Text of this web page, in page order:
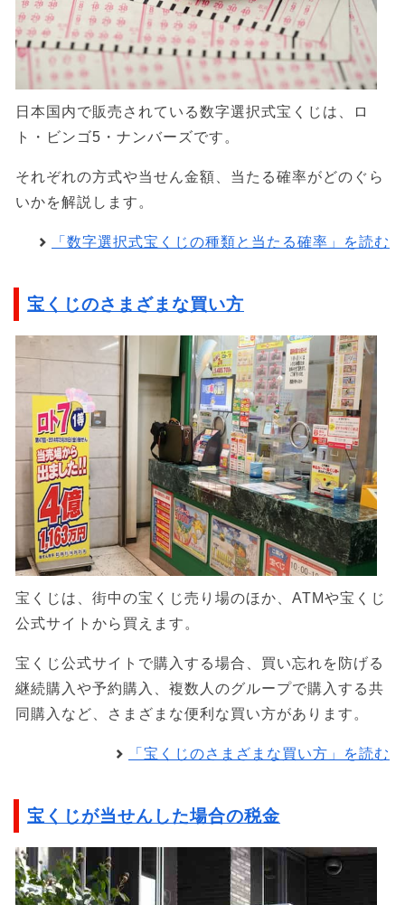
日本国内で販売されている数字選択式宝くじは、ロ
ト・ビンゴ5・ナンバーズです。
それぞれの方式や当せん金額、当たる確率がどのぐら
いかを解説します。
「数字選択式宝くじの種類と当たる確率」を読む
宝くじのさまざまな買い方
宝くじは、街中の宝くじ売り場のほか、ATMや宝くじ
公式サイトから買えます。
宝くじ公式サイトで購入する場合、買い忘れを防げる
継続購入や予約購入、複数人のグループで購入する共
同購入など、さまざまな便利な買い方があります。
「宝くじのさまざまな買い方」を読む
宝くじが当せんした場合の税金